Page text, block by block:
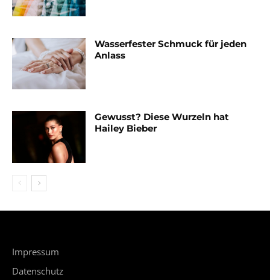
Wasserfester Schmuck für jeden
Anlass
Gewusst? Diese Wurzeln hat
Hailey Bieber
Impressum
Datenschutz